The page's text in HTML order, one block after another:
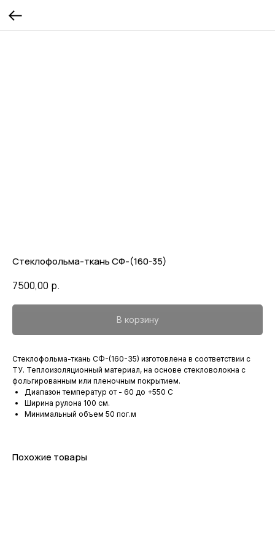
Стеклофольма-ткань СФ-(160-35)
7500,00 р.
В корзину
Стеклофольма-ткань СФ-(160-35) изготовлена в соответствии с
ТУ. Теплоизоляционный материал, на основе стекловолокна с
фольгированным или пленочным покрытием.
Диапазон температур от - 60 до +550 С
Ширина рулона 100 см.
Минимальный объем 50 пог.м
Похожие товары